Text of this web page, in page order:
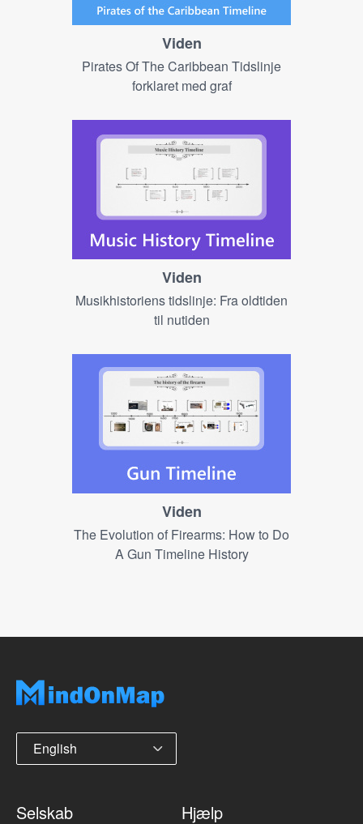
Viden
Pirates Of The Caribbean Tidslinje
forklaret med graf
Viden
Musikhistoriens tidslinje: Fra oldtiden
til nutiden
Viden
The Evolution of Firearms: How to Do
A Gun Timeline History
English
Selskab Hjælp